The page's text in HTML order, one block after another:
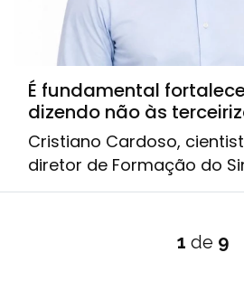
É fundamental
dizendo não às
Cristiano Cardoso,
diretor de Formação do
1 de 9